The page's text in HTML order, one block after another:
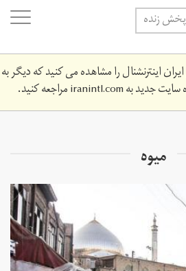
پخش زنده
اینترنشنال را مشاهده می کنید که دیگر به
جدید بهiranintl.comمراجعه کنید.
میوه